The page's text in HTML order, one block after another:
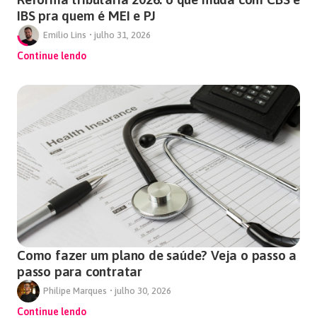
IBS pra quem é MEI e PJ
Emílio Lins • julho 31, 2026
Continue lendo
Como fazer um plano de saúde? Veja o passo a
passo para contratar
Philipe Marques • julho 30, 2026
Continue lendo